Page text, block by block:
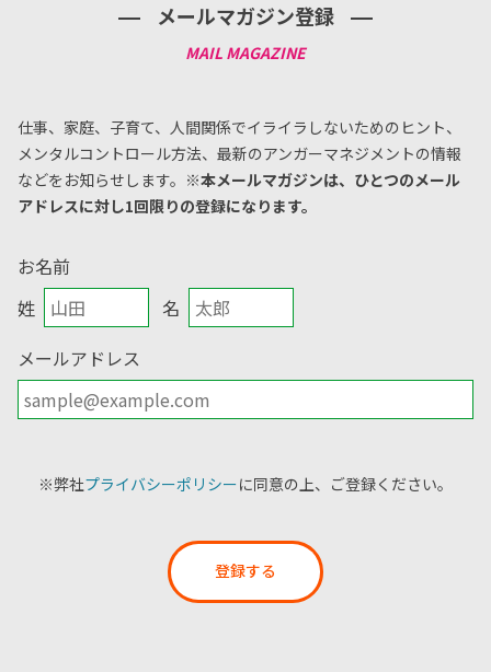
メールマガジン登録
仕事、家庭、子育て、人間関係でイライラしないためのヒント、
メンタルコントロール方法、 最新のアンガーマネジメントの情報
などをお知らせします。 ※本メールマガジンは、ひとつのメール
アドレスに対し1回限りの登録になります。
お名前
姓
名
メールアドレス
※弊社プライバシーポリシーに同意の上、ご登録ください。
登録する